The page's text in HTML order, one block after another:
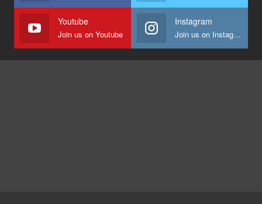
Youtube
Join us on Youtube
Instagram
Join us on Instagram